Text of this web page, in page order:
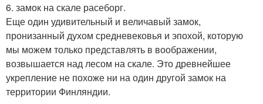
6. замок на скале расеборг.
Еще один удивительный и величавый замок,
пронизанный духом средневековья и эпохой, которую
мы можем только представлять в воображении,
возвышается над лесом на скале. Это древнейшее
укрепление не похоже ни на один другой замок на
территории Финляндии.